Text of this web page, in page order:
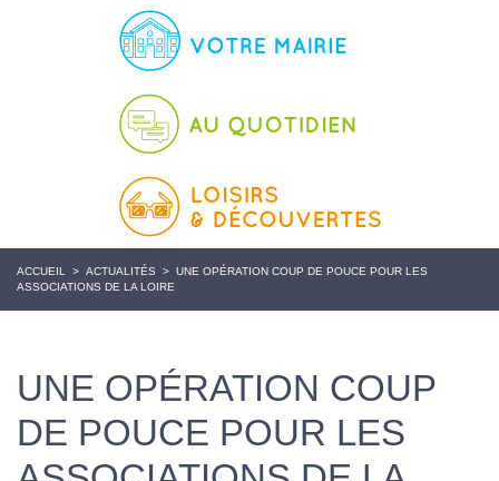
ACCUEIL > ACTUALITÉS > UNE OPÉRATION COUP DE POUCE POUR LES
ASSOCIATIONS DE LA LOIRE
UNE OPÉRATION COUP
DE POUCE POUR LES